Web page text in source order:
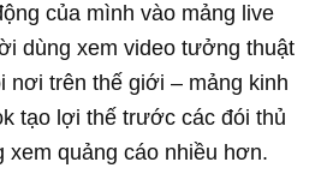
của mình vào mảng live
dùng xem video tưởng thuật
nơi trên thế giới – mảng kinh
tạo lợi thế trước các đói thủ
quảng cáo nhiều hơn.